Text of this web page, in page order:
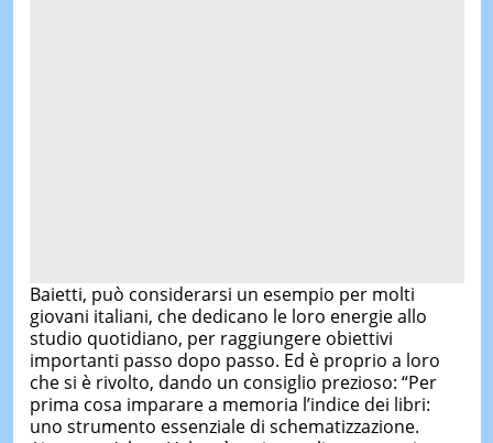
Baietti, può considerarsi un esempio per molti
giovani italiani, che dedicano le loro energie allo
studio quotidiano, per raggiungere obiettivi
importanti passo dopo passo. Ed è proprio a loro
che si è rivolto, dando un consiglio prezioso: “Per
prima cosa imparare a memoria l’indice dei libri:
uno strumento essenziale di schematizzazione.